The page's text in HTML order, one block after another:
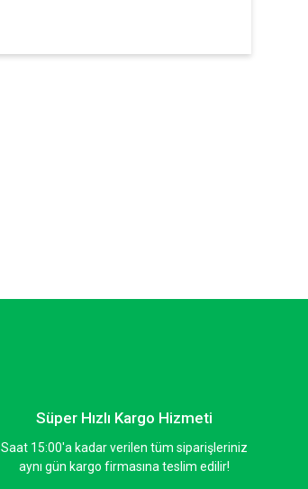
Süper Hızlı Kargo Hizmeti
Saat 15:00'a kadar verilen tüm siparişleriniz
aynı gün kargo firmasına teslim edilir!